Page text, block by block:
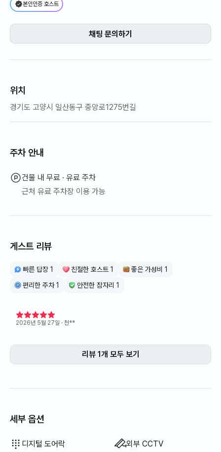
본인인증 호스트
채팅 문의하기
위치
경기도 고양시 일산동구 중앙로1275번길
주차 안내
건물 내 무료 · 유료 주차
근처 유료 주차장 이용 가능
게스트 리뷰
빠른 답장 1 친절한 호스트 1
좋은 가성비 1
편리한 주차 1
안전한 잠자리 1
2026년 5월 27일 · 천**
리뷰 1개 모두 보기
세부 옵션
디지털 도어락 외부 CCTV
침구류 제공
추가 침구류 가능
에어컨
식탁 및 의자
옷장
소파
사무용 책상
이용 불가:
열쇠 잠금 장치
이용 불가:
건조기
이용 불가:
공용 가스레인지 · 인덕션
이용 불가:
공용 냉장고
이용 불가:
공용 전자레인지
이용 불가:
공용 세탁기
이용 불가:
공용 건조기
이용 불가:
보일러 (도시가스)
드라이기
토퍼 · 접이식 매트리스
블라인드
암막 커튼
빗자루
세탁 세제
섬유 유연제
식기 세정제
음식물 쓰레기 봉투
행주
수세미
청소기
전기 주전자
전기 밥솥
조리 도구 (도마, 칼, 가위 등)
냄비 · 후라이팬
기본 식기 (그릇, 컵 등)
엘리베이터
행거
소파베드
선풍기
전기보일러
빨래 건조대
이용 불가: 욕조
이용 불가: 비데
이용 불가: 필터 샤워기
이용 불가: 바디워시
이용 불가: 샴푸 · 린스
이용 불가: 비누
이용 불가: 화장지
이용 불가: 칫솔
이용 불가: 치약
이용 불가: 수건
이용 불가: 쓰레기 봉투
이용 불가: 야외 바베큐 시설
이용 불가: 무료 피트니스
이용 불가: 수영장
이용 불가: 무료 공용 사우나
이용 불가: 스파 · 월풀
이용 불가: 자쿠지 · 히노끼탕
이용 불가: 테라스
이용 불가: 좌식 식탁
이용 불가: 기름(등유) 난방
이용 불가: LPG 가스
이용 불가: 신재생 에너지
이용 불가: 빔프로젝터
이용 불가: 유선 인터넷
이용 불가: 다리미
이용 불가: 세탁건조기 일체형